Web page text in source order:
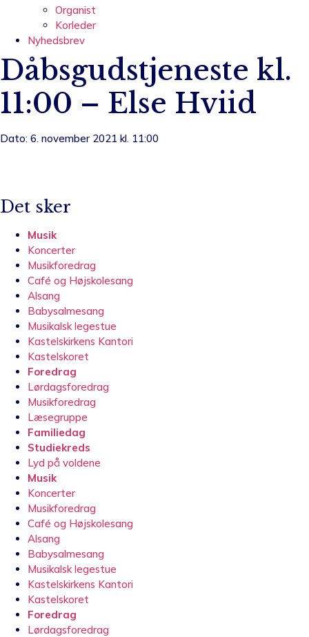
Organist
Korleder
Nyhedsbrev
Dåbsgudstjeneste kl.
11:00 – Else Hviid
Dato: 6. november 2021 kl. 11:00
Det sker
Musik
Koncerter
Musikforedrag
Café og Højskolesang
Alsang
Babysalmesang
Musikalsk legestue
Kastelskirkens Kantori
Kastelskoret
Foredrag
Lørdagsforedrag
Musikforedrag
Læsegruppe
Familiedag
Studiekreds
Lyd på voldene
Musik
Koncerter
Musikforedrag
Café og Højskolesang
Alsang
Babysalmesang
Musikalsk legestue
Kastelskirkens Kantori
Kastelskoret
Foredrag
Lørdagsforedrag